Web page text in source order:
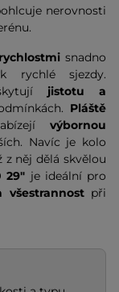
nerovnosti
snadno
rychlé sjezdy.
jistotu a
Pláště
výbornou
Navíc je kolo
z něj dělá skvělou
29" je ideální pro
při